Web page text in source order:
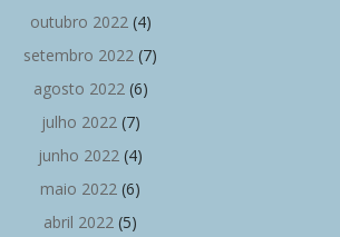
outubro 2022(4)
setembro 2022 (7)
agosto 2022(6)
julho 2022(7)
junho 2022 (4)
maio 2022 (6)
abril 2022 (5)